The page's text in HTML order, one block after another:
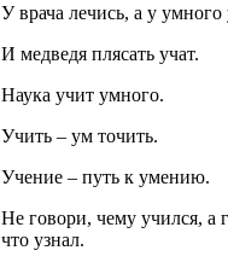
У врача лечись, а у умного
И медведя плясать учат.
Наука учит умного.
Учить – ум точить.
Учение – путь к умению.
Не говори, чему учился, а
что узнал.